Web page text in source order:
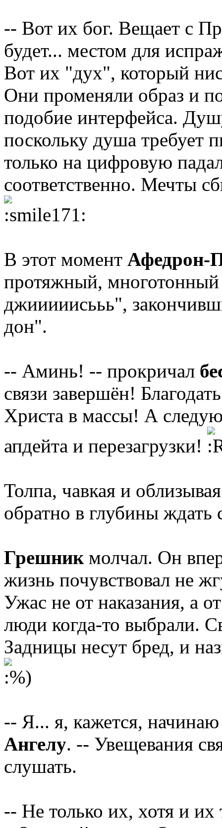
-- Вот их бог. Вещает с
будет... местом для
Вот их "дух", который
Они променяли образ и
подобие интерфейса.
поскольку душа требует
только на цифровую
соответственно. Мечты
В этот момент Афедрон-
протяжный, многотонный
джииииисььь",
дон".
-- Аминь! -- прокричал
связи завершён!
Христа в массы! А
апдейта и перезагрузки!
Толпа, чавкая и
обратно в глубины
Грешникмолчал. Он
жизнь почувствовал не
Ужас не от наказания, а
люди когда-то выбрали.
Задницы несут бред, и
-- Я... я, кажется,
Ангелу. -- Увещевания
слушать.
-- Не только их, хотя и